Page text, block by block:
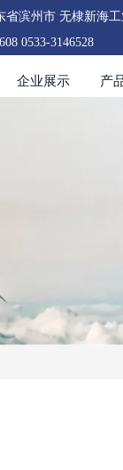
省滨州市 无棣新海工
0533-3146528
企业展示 产